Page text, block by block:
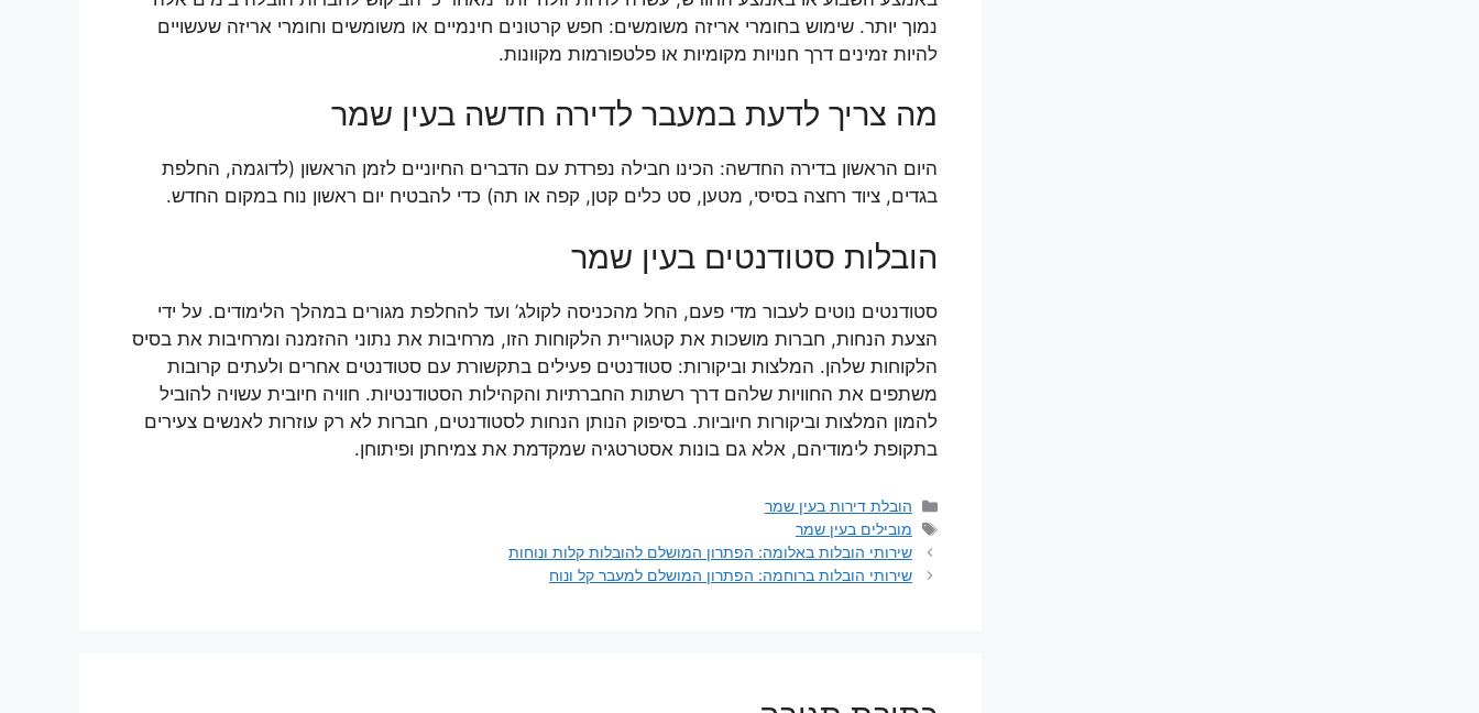
נמוך יותר. שימוש בחומרי אריזה משומשים: חפש קרטונים חינמיים או משומשים וחומרי אריזה שעשויים
להיות זמינים דרך חנויות מקומיות או פלטפורמות מקוונות.
מה צריך לדעת במעבר לדירה חדשה בעין שמר
היום הראשון בדירה החדשה: הכינו חבילה נפרדת עם הדברים החיוניים לזמן הראשון (לדוגמה, החלפת
בגדים, ציוד רחצה בסיסי, מטען, סט כלים קטן, קפה או תה) כדי להבטיח יום ראשון נוח במקום החדש.
הובלות סטודנטים בעין שמר
סטודנטים נוטים לעבור מדי פעם, החל מהכניסה לקולג’ ועד להחלפת מגורים במהלך הלימודים. על ידי
הצעת הנחות, חברות מושכות את קטגוריית הלקוחות הזו, מרחיבות את נתוני ההזמנה ומרחיבות את בסיס
הלקוחות שלהן. המלצות וביקורות: סטודנטים פעילים בתקשורת עם סטודנטים אחרים ולעתים קרובות
משתפים את החוויות שלהם דרך רשתות החברתיות והקהילות הסטודנטיות. חוויה חיובית עשויה להוביל
להמון המלצות וביקורות חיוביות. בסיפוק הנותן הנחות לסטודנטים, חברות לא רק עוזרות לאנשים צעירים
בתקופת לימודיהם, אלא גם בונות אסטרטגיה שמקדמת את צמיחתן ופיתוחן.
קטגוריות
הובלת דירות בעין שמר
תגיות
מובילים בעין שמר
שירותי הובלות באלומה: הפתרון המושלם להובלות קלות ונוחות
שירותי הובלות ברוחמה: הפתרון המושלם למעבר קל ונוח